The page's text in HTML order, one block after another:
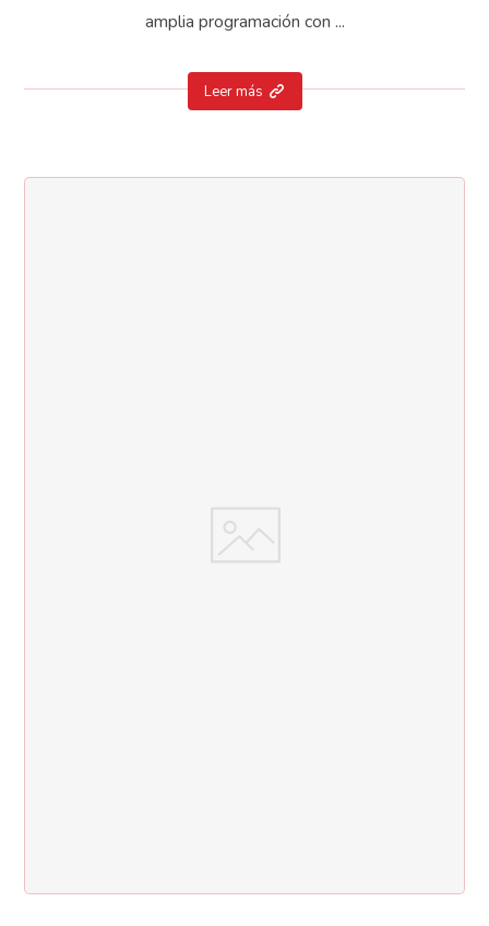
amplia programación con ...
Leer más